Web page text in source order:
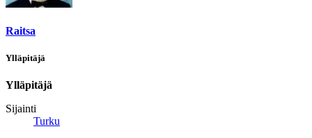
Raitsa
Ylläpitäjä
Ylläpitäjä
Sijainti
Turku